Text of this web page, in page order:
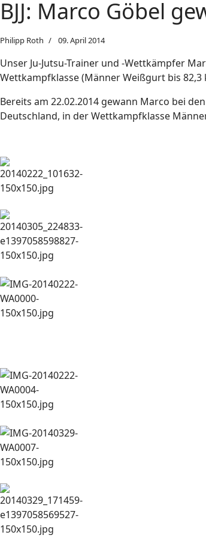
BJJ: Marco Göbel
Philipp Roth 09. April 2014
Unser Ju-Jutsu-Trainer und -Wettkämpfer
Wettkampfklasse (Männer Weißgurt bis
Bereits am 22.02.2014 gewann Marco bei
Deutschland, in der Wettkampfklasse